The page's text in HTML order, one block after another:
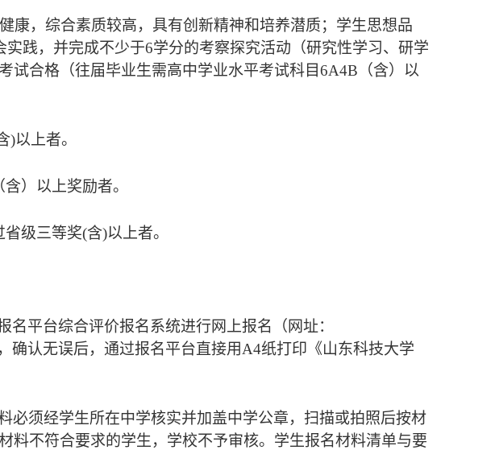
康，综合素质较高，具有创新精神和培养潜质；学生思想品
实践，并完成不少于6学分的考察探究活动（研究性学习、研学
试合格（往届毕业生需高中学业水平考试科目6A4B （含）以
)以上者。
）以上奖励者。
省级三等奖(含)以上者。
名平台综合评价报名系统进行网上报名（网址：
确认无误后，通过报名平台直接用A4纸打印《山东科技大学
必须经学生所在中学核实并加盖中学公章，扫描或拍照后按材
料不符合要求的学生，学校不予审核。学生报名材料清单与要